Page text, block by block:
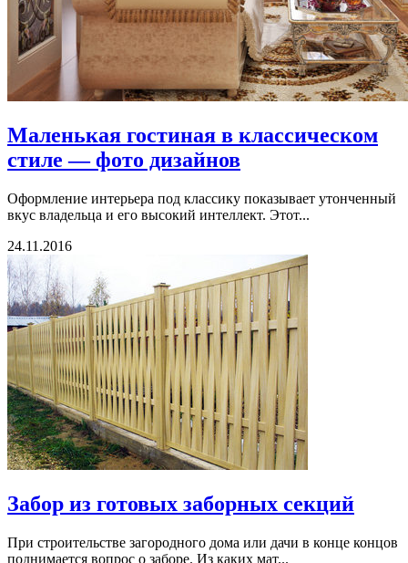
Маленькая гостиная в классическом
стиле — фото дизайнов
Оформление интерьера под классику показывает утонченный
вкус владельца и его высокий интеллект. Этот...
24.11.2016
Забор из готовых заборных секций
При строительстве загородного дома или дачи в конце концов
поднимается вопрос о заборе. Из каких мат...